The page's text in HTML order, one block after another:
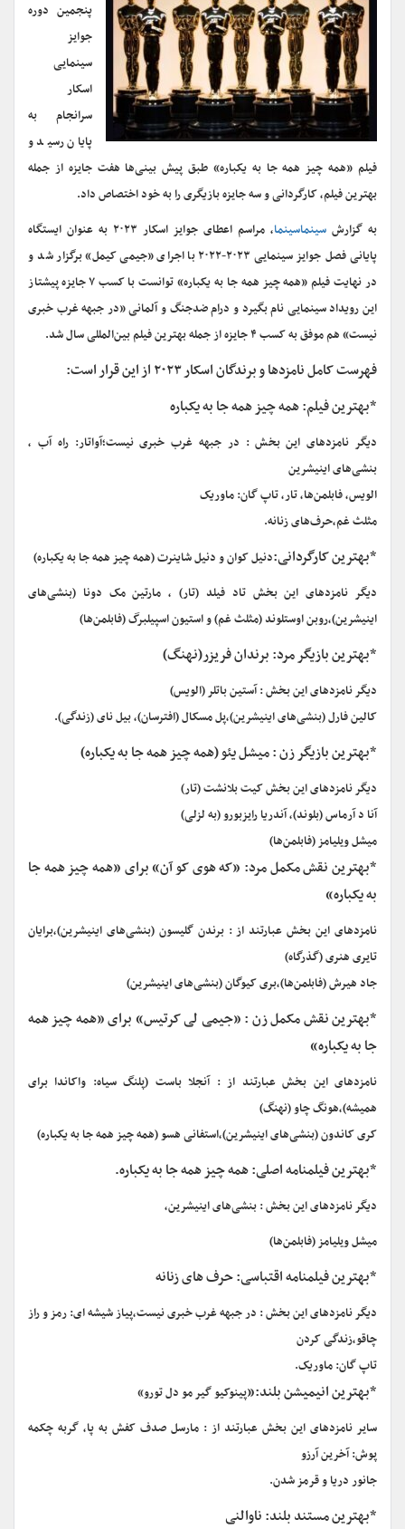
پنجمین دوره
جوایز
سینمایی
اسکار
سرانجام به
پایان رسید و
فیلم «همه چیز همه جا به یکباره» طبق پیش بینی‌ها هفت جایزه از جمله
بهترین فیلم، کارگردانی و سه جایزه بازیگری را به خود اختصاص داد.
به گزارش سینماسینما
، مراسم اعطای جوایز اسکار ۲۰۲۳ به عنوان ایستگاه
پایانی فصل جوایز سینمایی ۲۰۲۳-۲۰۲۲ با اجرای «جیمی کیمل» برگزار شد و
در نهایت فیلم «همه چیز همه جا به یکباره» توانست با کسب ۷ جایزه پیشتاز
این رویداد سینمایی نام بگیرد و درام ضدجنگ و آلمانی «در جبهه غرب خبری
نیست» هم موفق به کسب ۴ جایزه از جمله بهترین فیلم بین‌المللی سال شد.
فهرست کامل نامزدها و برندگان اسکار ۲۰۲۳ از این قرار است:
*بهترین فیلم: همه چیز همه جا به یکباره
دیگر نامزدهای این بخش : در جبهه غرب خبری نیست؛آواتار: راه آب ،
بنشی‌های اینیشرین
الویس، فابلمن‌ها، تار، تاپ گان: ماوریک
مثلث غم،حرف‌های زنانه.
*بهترین کارگردانی:دنیل کوان و دنیل شاینرت (همه چیز همه جا به یکباره)
دیگر نامزدهای این بخش تاد فیلد (تار) ، مارتین مک دونا (بنشی‌های
اینیشرین)،روبن اوستلوند (مثلث غم) و استیون اسپیلبرگ (فابلمن‌ها)
*بهترین بازیگر مرد: برندان فریزر(نهنگ)
دیگر نامزدهای این بخش : آستین باتلر (الویس)
کالین فارل (بنشی‌های اینیشرین)،پل مسکال (افترسان)، بیل نای (زندگی).
*بهترین بازیگر زن : میشل یئو (همه چیز همه جا به یکباره)
دیگر نامزدهای این بخش کیت بلانشت (تار)
آنا د آرماس (بلوند)، آندریا رایزبورو (به لزلی)
میشل ویلیامز (فابلمن‌ها)
*بهترین نقش مکمل مرد: «که هوی کو آن» برای «همه چیز همه جا
به یکباره»
نامزدهای این بخش عبارتند از : برندن گلیسون (بنشی‌های اینیشرین)،برایان
تایری هنری (گذرگاه)
جاد هیرش (فابلمن‌ها)،بری کیوگان (بنشی‌های اینیشرین)
*بهترین نقش مکمل زن : «جیمی لی کرتیس» برای «همه چیز همه
جا به یکباره»
نامزدهای این بخش عبارتند از : آنجلا باست (پلنگ سیاه: واکاندا برای
همیشه)،هونگ چاو (نهنگ)
کری کاندون (بنشی‌های اینیشرین)،استفانی هسو (همه چیز همه جا به یکباره)
*بهترین فیلمنامه اصلی: همه چیز همه جا به یکباره.
دیگر نامزدهای این بخش : بنشی‌های اینیشرین،
میشل ویلیامز (فابلمن‌ها)
*بهترین فیلمنامه اقتباسی: حرف های زنانه
دیگر نامزدهای این بخش : در جبهه غرب خبری نیست,پیاز شیشه ای: رمز و راز
چاقو،زندگی کردن
تاپ گان: ماوریک.
*بهترین انیمیشن بلند:«پینوکیو گیر مو دل تورو»
سایر نامزدهای این بخش عبارتند از : مارسل صدف کفش به پا، گربه چکمه
پوش: آخرین آرزو
جانور دریا و قرمز شدن.
*بهترین مستند بلند: ناوالنی